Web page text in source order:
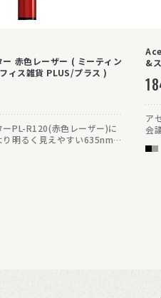
ー 赤色レーザー ( ミーティン
ィス雑貨 PLUS/プラス )
ーPL-R120(赤色レーザー)に
り明るく見えやすい635nmの
明るく感じられます。
&
ア
会
か